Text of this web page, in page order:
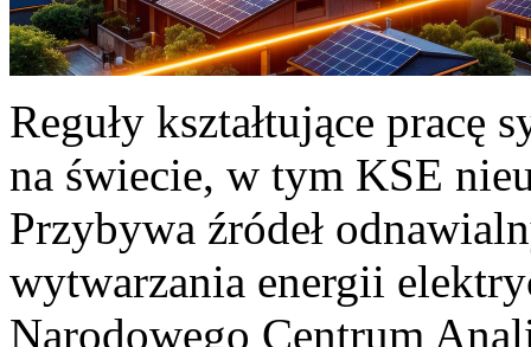
Reguły kształtujące pracę
na świecie, w tym KSE
Przybywa źródeł
wytwarzania energii
Narodowego Centrum